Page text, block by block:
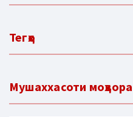
Тегҳо
Мушаххасоти моҳвора